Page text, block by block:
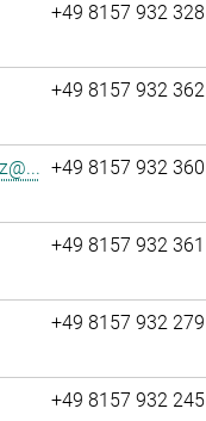
+49 8157 932 328
+49 8157 932 362
+49 8157 932 360
+49 8157 932 361
+49 8157 932 279
+49 8157 932 245